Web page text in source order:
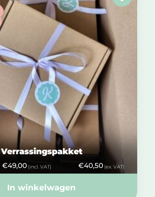
Verrassingspakket
€49,00(incl. VAT) €40,50 (ex. VAT)
In winkelwagen